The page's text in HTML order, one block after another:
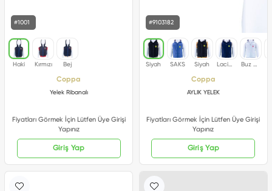
#1001
Coppa
Yelek Ribanalı
Fiyatları Görmek İçin Lütfen Üye Girişi
Yapınız
Giriş Yap
#9103182
Coppa
AYLIK YELEK
Fiyatları Görmek İçin Lütfen Üye Girişi
Yapınız
Giriş Yap